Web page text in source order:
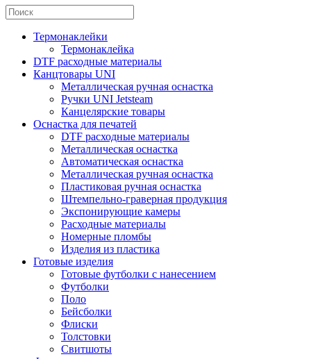
Термонаклейки
Термонаклейка
DTF расходные материалы
Канцтовары UNI
Металлическая ручная оснастка
Ручки UNI Jetsteam
Канцелярские товары
Оснастка для печатей
DTF расходные материалы
Металлическая оснастка
Автоматическая оснастка
Металлическая ручная оснастка
Пластиковая ручная оснастка
Штемпельно-граверная продукция
Экспонирующие камеры
Расходные материалы
Номерные пломбы
Изделия из пластика
Готовые изделия
Готовые футболки с нанесением
Футболки
Поло
Бейсболки
Флиски
Толстовки
Свитшоты